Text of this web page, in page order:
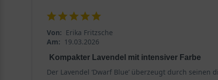
verträgt Lavendel gut. Der ideale Zeitpunkt zum
Die Blüte des 'Dwarf Blue' ist ein Fest für die Sinne.
Von: Erika Fritzsche
Am: 19.03.2026
Kompakter Lavendel mit intensiver Farbe
Der Lavendel ‘Dwarf Blue’ überzeugt durch